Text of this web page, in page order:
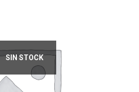
SIN STOCK